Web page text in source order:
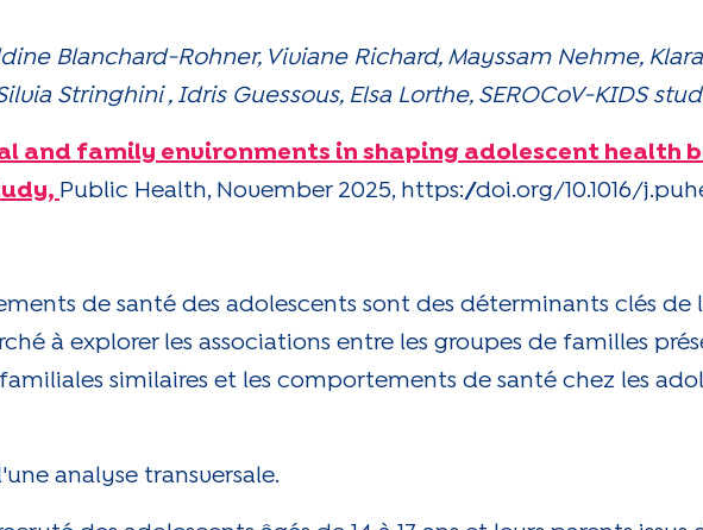
Blanchard-Rohner, Viviane Richard, Mayssam Nehme,
Stringhini , Idris Guessous, Elsa Lorthe, SEROCoV-KIDS
and family environments in shaping adolescent health
, Public Health, November 2025, https://doi.org/10.1016/
de santé des adolescents sont des déterminants clés de
à explorer les associations entre les groupes de familles
similaires et les comportements de santé chez les
analyse transversale.